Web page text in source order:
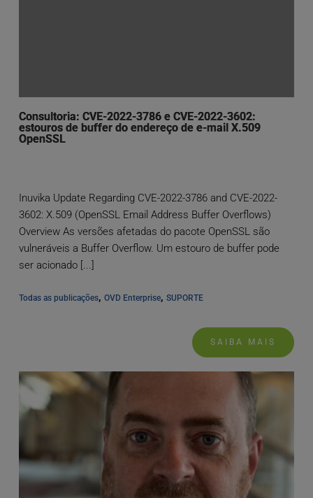
Consultoria: CVE-2022-3786 e CVE-2022-3602:
estouros de buffer do endereço de e-mail X.509
OpenSSL
Inuvika Update Regarding CVE-2022-3786 and CVE-2022-
3602: X.509 (OpenSSL Email Address Buffer Overflows)
Overview As versões afetadas do pacote OpenSSL são
vulneráveis a Buffer Overflow. Um estouro de buffer pode
ser acionado [...]
Todas as publicações, OVD Enterprise, SUPORTE
SAIBA MAIS